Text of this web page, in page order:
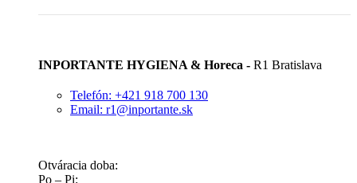
INPORTANTE HYGIENA & Horeca - R1 Bratislava
Telefón: +421 918 700 130
Email: r1@inportante.sk
Otváracia doba:
Po – Pi: